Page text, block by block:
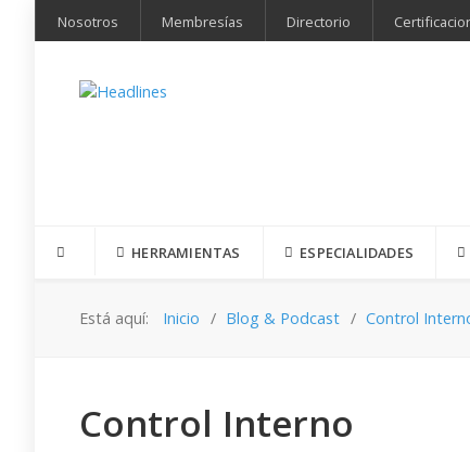
Nosotros Membresías Directorio
HERRAMIENTAS ESPECIALIDADES
Está aquí: Inicio Blog & Podcast Control
Control Interno